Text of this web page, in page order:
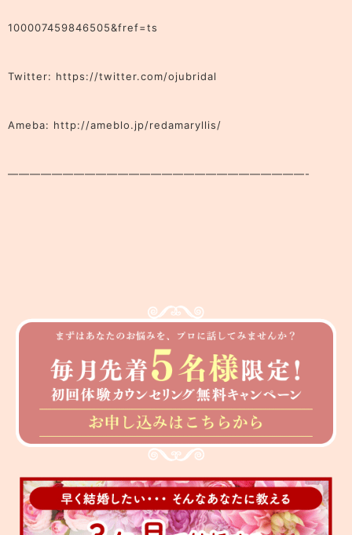
100007459846505&fref=ts
Twitter: https://twitter.com/ojubridal
Ameba: http://ameblo.jp/redamaryllis/
———————————————————————————-